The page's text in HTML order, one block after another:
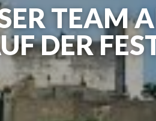
TEAM
DER